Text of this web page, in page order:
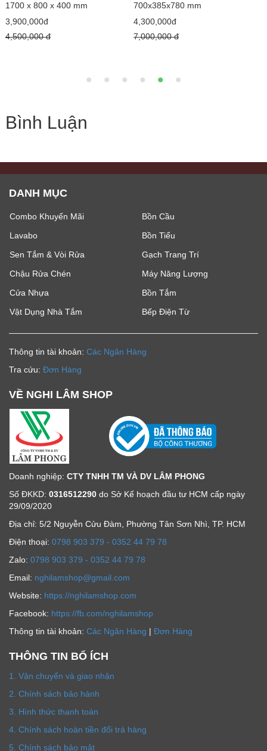
1700 x 800 x 400 mm
3,900,000đ
4,500,000 đ
700x385x780 mm
4,300,000đ
7,000,000 đ
Bình Luận
DANH MỤC
Combo Khuyến Mãi
Bồn Cầu
Lavabo
Bồn Tiểu
Sen Tắm & Vòi Rửa
Gạch Trang Trí
Chậu Rửa Chén
Máy Năng Lượng
Cửa Nhựa
Bồn Tắm
Vật Dụng Nhà Tắm
Bếp Điện Từ
Thông tin tài khoản: Các Ngân Hàng
Tra cứu: Đơn Hàng
VỀ NGHI LÂM SHOP
Doanh nghiệp: CTY TNHH TM VÀ DV LÂM PHONG
Số ĐKKD: 0316512290 do Sở Kế hoạch đầu tư HCM cấp ngày
29/09/2020
Địa chỉ: 5/2 Nguyễn Cửu Đàm, Phường Tân Sơn Nhì, TP. HCM
Ðiện thoại: 0798 903 379 - 0352 44 79 78
Zalo: 0798 903 379 - 0352 44 79 78
Email: nghilamshop@gmail.com
Website: https://nghilamshop.com
Facebook: https://fb.com/nghilamshop
Thông tin tài khoản: Các Ngân Hàng | Đơn Hàng
THÔNG TIN BỔ ÍCH
1. Vận chuyển và giao nhận
2. Chính sách bảo hành
3. Hình thức thanh toán
4. Chính sách hoàn tiền đổi trả hàng
5. Chính sách bảo mật